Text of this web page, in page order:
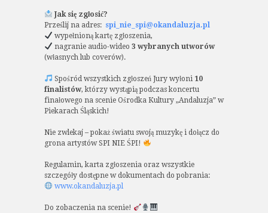
Jak się zgłosić?
Prześlij na adres: spi_nie_spi@okandaluzja.pl
wypełnioną kartę zgłoszenia,
nagranie audio-wideo 3 wybranych utworów
(własnych lub coverów).
Spośród wszystkich zgłoszeń Jury wyłoni 10
finalistów, którzy wystąpią podczas koncertu
finałowego na scenie Ośrodka Kultury „Andaluzja” w
Piekarach Śląskich!
Nie zwlekaj – pokaż światu swoją muzykę i dołącz do
grona artystów SPI NIE ŚPI!
Regulamin, karta zgłoszenia oraz wszystkie
szczegóły dostępne w dokumentach do pobrania:
www.okandaluzja.pl
Do zobaczenia na scenie!